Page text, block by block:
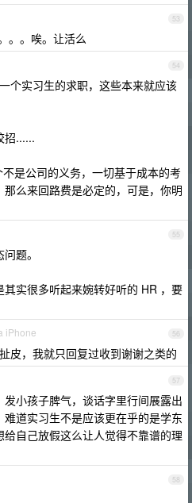
53
。。唉。让活么
54
个实习生的求职，这些本来就应该
招......
是公司的义务，一切基于成本的考
么来回路费是必定的，可是，你明
55
题。
实很多听起来婉转好听的 HR ，要
56
iPhone
皮，我就只回复过收到谢谢之类的
57
小孩子脾气，谈话字里行间展露出
道实习生不是应该更在乎的是学东
自己放假这么让人觉得不靠谱的理
58